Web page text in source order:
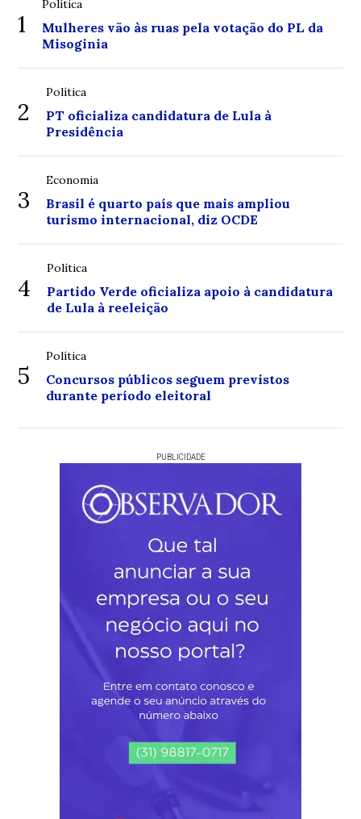
1
Política
Mulheres vão às ruas pela votação do PL da
Misoginia
2
Política
PT oficializa candidatura de Lula à
Presidência
3
Economia
Brasil é quarto país que mais ampliou
turismo internacional, diz OCDE
4
Política
Partido Verde oficializa apoio à candidatura
de Lula à reeleição
5
Política
Concursos públicos seguem previstos
durante período eleitoral
PUBLICIDADE